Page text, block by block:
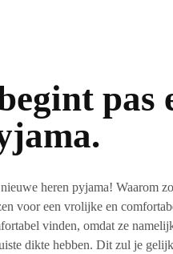
pas
nieuwe heren pyjama! Waarom
voor een vrolijke en
vinden, omdat ze
dikte hebben. Dit zul je